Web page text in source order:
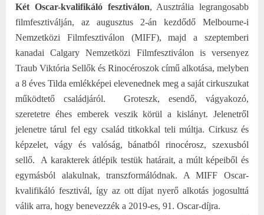
Két Oscar-kvalifikáló fesztiválon, Ausztrália legrangosabb
filmfesztiválján, az augusztus 2-án kezdődő Melbourne-i
Nemzetközi Filmfesztiválon (MIFF), majd a szeptemberi
kanadai Calgary Nemzetközi Filmfesztiválon is versenyez
Traub Viktória Sellők és Rinocéroszok című alkotása, melyben
a 8 éves Tilda emlékképei elevenednek meg a saját cirkuszukat
működtető családjáról.
Groteszk, esendő, vágyakozó,
szeretetre éhes emberek veszik körül a kislányt. Jelenetről
jelenetre tárul fel egy család titkokkal teli múltja. Cirkusz és
képzelet, vágy és valóság, bánatból rinocérosz, szexusból
sellő.
A karakterek átlépik testük határait, a múlt képeiből és
egymásból alakulnak, transzformálódnak. A MIFF Oscar-
kvalifikáló fesztivál, így az ott díjat nyerő alkotás jogosulttá
válik arra, hogy benevezzék a 2019-es, 91. Oscar-díjra.